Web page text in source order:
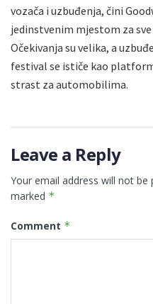
vozača i uzbuđenja, čini
jedinstvenim mjestom za
Očekivanja su velika, a
festival se ističe kao
strast za automobilima.
Leave a Reply
Your email address will not be
marked *
Comment *